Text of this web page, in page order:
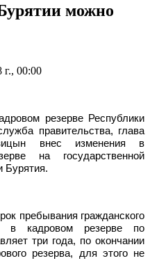
можно
г., 00:00
резерве Республики
правительства, глава
внес изменения в
на государственной
Бурятия.
пребывания гражданского
в кадровом резерве по
три года, по окончании
резерва, для этого не